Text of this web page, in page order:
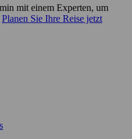
mit einem Experten, um
Planen Sie Ihre Reise jetzt